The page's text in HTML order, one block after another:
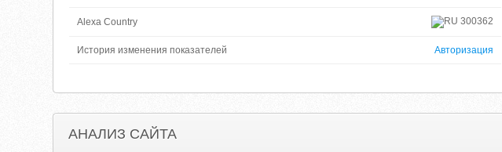
Alexa Country 300362
История изменения показателей Авторизация
АНАЛИЗ САЙТА